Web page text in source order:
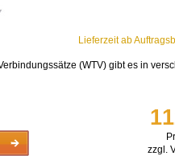
Lieferzeit ab
(WTV) gibt es in
zzgl.